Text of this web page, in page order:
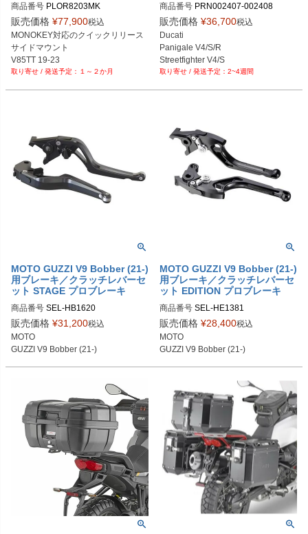
商品番号 PLOR8203MK
販売価格 ¥77,900税込
MONOKEY対応のクイックリリース
サイドマウント
V85TT 19-23
１～２か月
mance
商品番号 PRN002407-002408
PRN002407-002408-01
PRN002407-002408-03
PRN002407-002408-04
PRN002407-002408-05
PRN002407-002408-06
PRN002407-002408-08
PRN002407-002408-11
PRN002407-002408-12
PRN002407-002408-13
PRN002407-002408-14
PRN002407-002408-15
PRN002407-002408-16
PRN002407-002408-22
PRN002407-002408-23
PRN002407-002408-24
PRN002407-002408-25
PRN002407-002408-26
PRN002407-002408-27
PRN002407-002408-28
PRN002407-002408-29
PRN002407-002408-30
PRN002407-002408-31
PRN002407-002408-32
PRN002407-002408-33
PRN002407-002408-34
PRN002407-002408-35
PRN002407-002408-36
PRN002407-002408-37
PRN002407-002408-38
PRN002407-002408-39
PRN002407-002408-40
PRN002407-002408-41
PRN002407-002408-42
販売価格 ¥36,700税込
Ducati
Panigale V4/S/R
Streetfighter V4/S
Monster/Multistrada 2~4週間
MOTO GUZZI V9 Bobber (21-)
用ブレーキ／クラッチレバーセ
ット STAGE プロブレーキ
商品番号 SEL-HB1620
販売価格 ¥31,200税込
MOTO
GUZZI V9 Bobber (21-)
MOTO GUZZI V9 Bobber (21-)
用ブレーキ／クラッチレバーセ
ット EDITION プロブレーキ
商品番号 SEL-HE1381
販売価格 ¥28,400税込
MOTO
GUZZI V9 Bobber (21-)